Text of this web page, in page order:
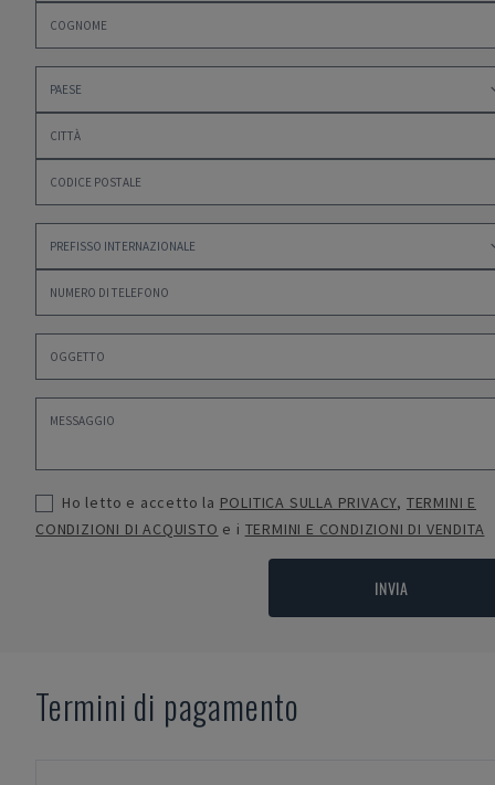
Ho letto e accetto la POLITICA SULLA PRIVACY, TERMINI E
CONDIZIONI DI ACQUISTO e i TERMINI E CONDIZIONI DI VENDITA
INVIA
Termini di pagamento